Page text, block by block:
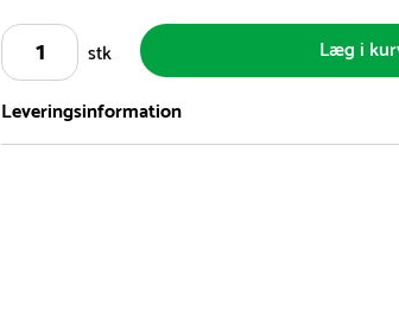
stk
Læg i
Leveringsinformation